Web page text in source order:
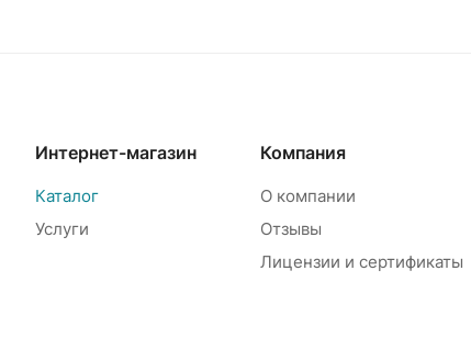
Интернет-магазин
Каталог
Услуги
Компания
О компании
Отзывы
Лицензии и сертификаты